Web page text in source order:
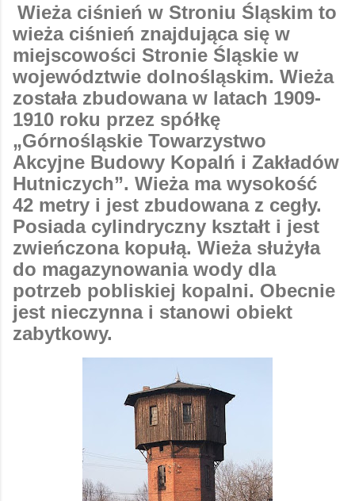
Wieża ciśnień w Stroniu Śląskim to
wieża ciśnień znajdująca się w
miejscowości Stronie Śląskie w
województwie dolnośląskim. Wieża
została zbudowana w latach 1909-
1910 roku przez spółkę
„Górnośląskie Towarzystwo
Akcyjne Budowy Kopalń i Zakładów
Hutniczych”. Wieża ma wysokość
42 metry i jest zbudowana z cegły.
Posiada cylindryczny kształt i jest
zwieńczona kopułą. Wieża służyła
do magazynowania wody dla
potrzeb pobliskiej kopalni. Obecnie
jest nieczynna i stanowi obiekt
zabytkowy.